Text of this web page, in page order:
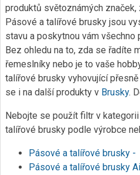
produktů světoznámých
Pásové a talířové brusky jsou
stavu a poskytnou vám
Bez ohledu na to, zda se řadíte
řemeslníky nebo je to vaše
talířové brusky vyhovující
se i na další produkty v Brusky.
Nebojte se použít filtr v
talířové brusky podle výrobce
Pásové a talířové brusky -
Pásové a talířové brusky